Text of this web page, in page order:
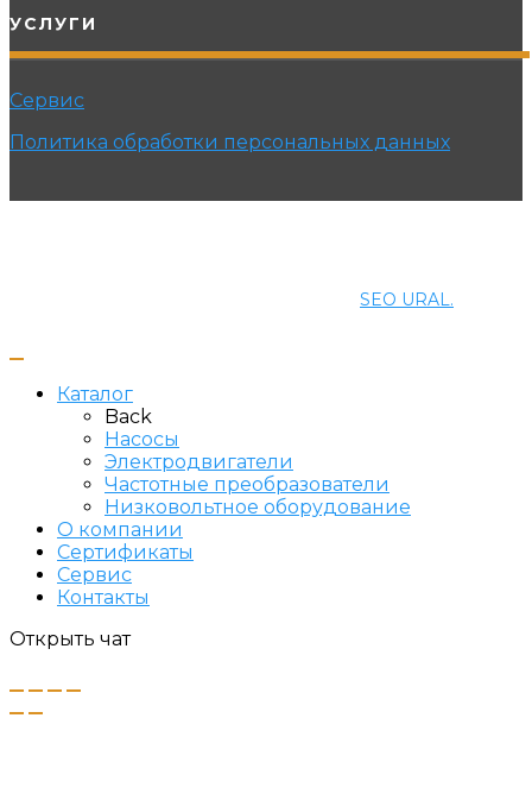
УСЛУГИ
Сервис
Политика обработки персональных данных
SEO URAL.
Каталог
Back
Насосы
Электродвигатели
Частотные преобразователи
Низковольтное оборудование
О компании
Сертификаты
Сервис
Контакты
Открыть чат